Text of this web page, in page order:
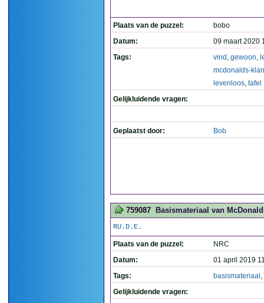
Plaats van de puzzel:
bobo
Datum:
09 maart 2020
Tags:
vind , gewoon,
mcdonalds-
levenloos, tafel
Gelijkluidende vragen:
Geplaatst door: Bob
759087 Basismateriaal van
RU.D.E.
Plaats van de puzzel:
NRC
Datum:
01 april 2019
Tags:
basismateriaal ,
Gelijkluidende vragen: